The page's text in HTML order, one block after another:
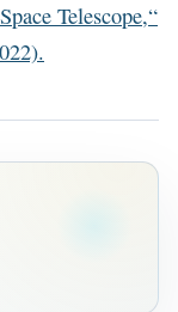
Telescope,“